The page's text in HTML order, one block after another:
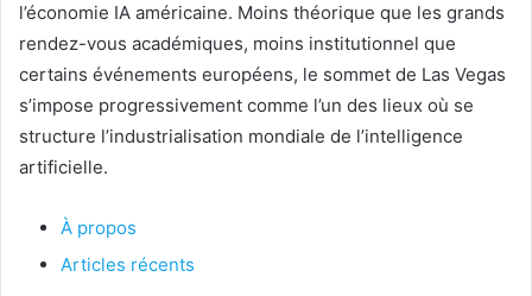
l’économie IA américaine. Moins théorique que les grands
rendez-vous académiques, moins institutionnel que
certains événements européens, le sommet de Las Vegas
s’impose progressivement comme l’un des lieux où se
structure l’industrialisation mondiale de l’intelligence
artificielle.
À propos
Articles récents